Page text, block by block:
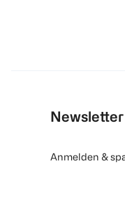
Newsletter
Anmelden &